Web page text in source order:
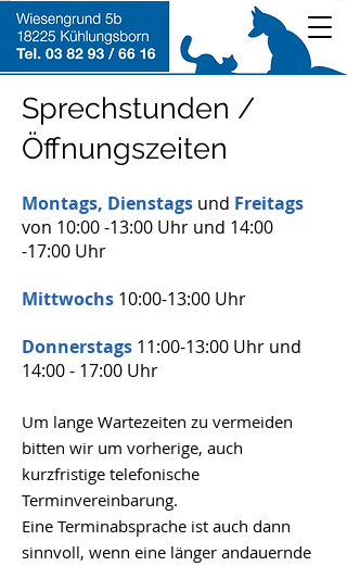
Sprechstunden /
Öffnungszeiten
Montags, Dienstags und Freitags
von 10:00 -13:00 Uhr und 14:00
-17:00 Uhr
Mittwochs 10:00-13:00 Uhr
Donnerstags 11:00-13:00 Uhr und
14:00 - 17:00 Uhr
Um lange Wartezeiten zu vermeiden
bitten wir um vorherige, auch
kurzfristige telefonische
Terminvereinbarung.
Eine Terminabsprache ist auch dann
sinnvoll, wenn eine länger andauernde